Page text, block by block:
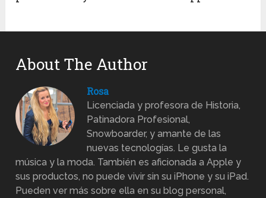
About The Author
Rosa
Licenciada y profesora de Historia,
Patinadora Profesional,
Snowboarder, y amante de las
nuevas tecnologías. Le gusta la
música y la moda. También es aficionada a Apple y
sus productos, no puede vivir sin su iPhone y su iPad.
Pueden ver más sobre ella en su blog personal,